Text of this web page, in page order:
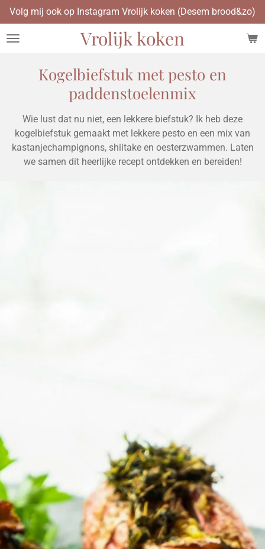
Ga
direct
naar
hoofdinhoud
Vrolijk koken
Volg mij ook op Instagram Vrolijk koken (Desem brood&zo)
Kogelbiefstuk met pesto en
paddenstoelenmix
Wie lust dat nu niet, een lekkere biefstuk? Ik heb deze
kogelbiefstuk gemaakt met lekkere pesto en een mix van
kastanjechampignons, shiitake en oesterzwammen. Laten
we samen dit heerlijke recept ontdekken en bereiden!